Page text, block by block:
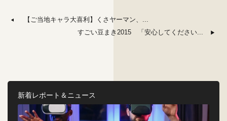
【ご当地キャラ大喜利】くさヤーマン、...
すごい豆まき2015 「安心してください...
新着レポート＆ニュース